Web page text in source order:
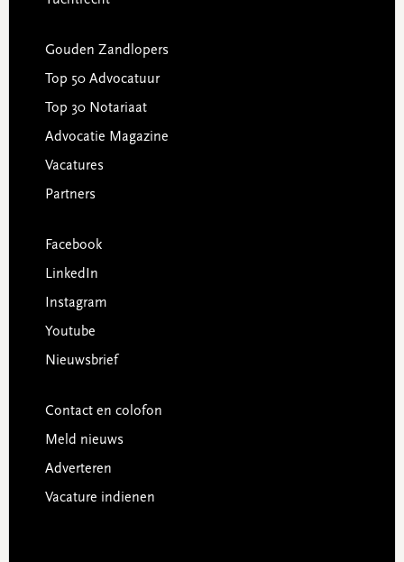
Gouden Zandlopers
Top 50 Advocatuur
Top 30 Notariaat
Advocatie Magazine
Vacatures
Partners
Facebook
LinkedIn
Instagram
Youtube
Nieuwsbrief
Contact en colofon
Meld nieuws
Adverteren
Vacature indienen